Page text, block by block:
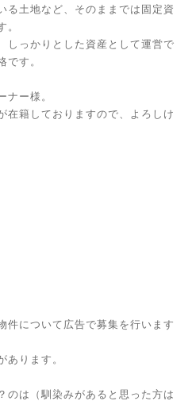
る土地など、そのままでは固定資
。
しっかりとした資産として運営で
です。
ナー様。
在籍しておりますので、よろしけ
件について広告で募集を行います
あります。
のは（馴染みがあると思った方は